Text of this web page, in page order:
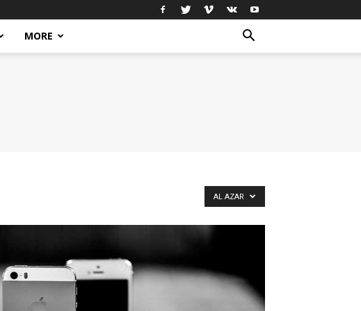
MORE
AL AZAR